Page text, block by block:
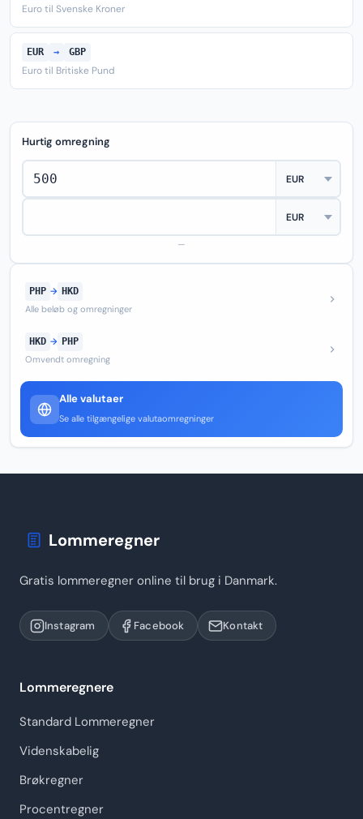
Euro til Svenske Kroner
EUR → GBP
Euro til Britiske Pund
Hurtig omregning
—
PHP → HKD
Alle beløb og omregninger
HKD → PHP
Omvendt omregning
Alle valutaer
Se alle tilgængelige valutaomregninger
Lommeregner
Gratis lommeregner online til brug i Danmark.
Instagram Facebook Kontakt
Lommeregnere
Standard Lommeregner
Videnskabelig
Brøkregner
Procentregner